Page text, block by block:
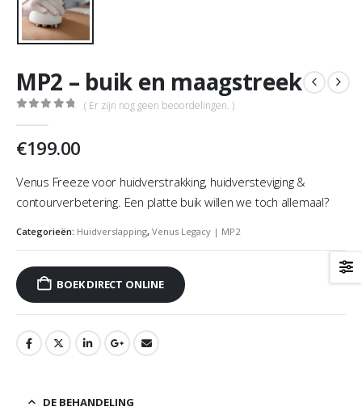
MP2 – buik en maagstreek
( Er zijn nog geen beoordelingen. )
€199.00
Venus Freeze voor huidverstrakking, huidversteviging &
contourverbetering. Een platte buik willen we toch allemaal?
Categorieën: Huidverslapping, Venus Legacy | MP2
BOEK DIRECT ONLINE
DE BEHANDELING